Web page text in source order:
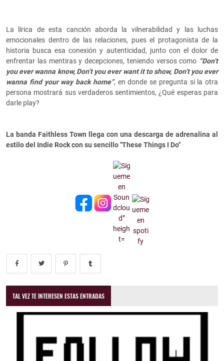
La lírica de esta canción aborda la vilnerabilidad y las luchas
emocionales dentro de las relaciones, pues el protagonista de la
historia busca esa conexión y autenticidad, junto con el dolor de
enfrentar las mentiras y decepciones, teniendo versos como “Don’t
you ever wanna know, Don’t you ever want it to show, Don’t you ever
wanna find your way back home”, en donde se pregunta si la otra
persona mostrará sus verdaderos sentimientos, ¿Qué esperas para
darle play?
La banda Faithless Town llega con una descarga de adrenalina al
estilo del Indie Rock con su sencillo "These Things I Do"
TAL VEZ TE INTERESEN ESTAS ENTRADAS